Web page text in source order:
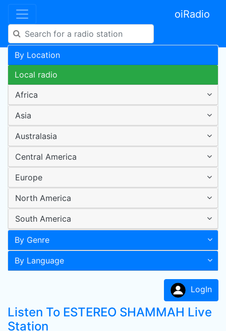
oiRadio
By Location
Local radio
Africa
Asia
Australasia
Central America
Europe
North America
South America
By Genre
By Language
LogIn
Listen To ESTEREO SHAMMAH Live
Station